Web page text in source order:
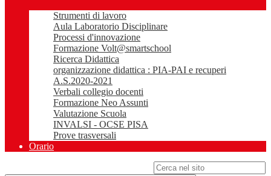
Strumenti di lavoro
Aula Laboratorio Disciplinare
Processi d'innovazione
Formazione Volt@smartschool
Ricerca Didattica
organizzazione didattica : PIA-PAI e recuperi
A.S.2020-2021
Verbali collegio docenti
Formazione Neo Assunti
Valutazione Scuola
INVALSI - OCSE PISA
Prove trasversali
Orario